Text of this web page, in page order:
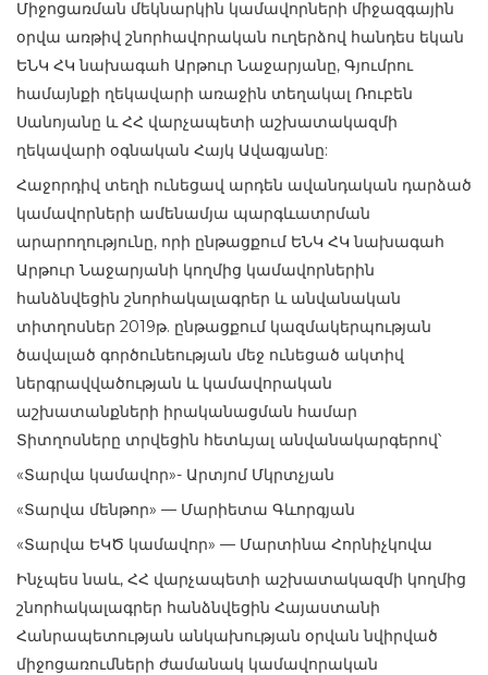
Միջոցառման մեկնարկին կամավորների միջազգային
օրվա առթիվ շնորհավորական ուղերձով հանդես եկան
ԵՆԿ ՀԿ նախագահ Արթուր Նաջարյանը, Գյումրու
համայնքի ղեկավարի առաջին տեղակալ Ռուբեն
Սանոյանը և ՀՀ վարչապետի աշխատակազմի
ղեկավարի օգնական Հայկ Ավագյանը:
Հաջորդիվ տեղի ունեցավ արդեն ավանդական դարձած
կամավորների ամենամյա պարգևատրման
արարողությունը, որի ընթացքում ԵՆԿ ՀԿ նախագահ
Արթուր Նաջարյանի կողմից կամավորներին
հանձնվեցին շնորհակալագրեր և անվանական
տիտղոսներ 2019թ. ընթացքում կազմակերպության
ծավալած գործունեության մեջ ունեցած ակտիվ
ներգրավվածության և կամավորական
աշխատանքների իրականացման համար
Տիտղոսները տրվեցին հետևյալ անվանակարգերով՝
«Տարվա կամավոր»- Արտյոմ Մկրտչյան
«Տարվա մենթոր» — Մարիետա Գևորգյան
«Տարվա ԵԿԾ կամավոր» — Մարտինա Հորնիչկովա
Ինչպես նաև, ՀՀ վարչապետի աշխատակազմի կողմից
շնորհակալագրեր հանձնվեցին Հայաստանի
Հանրապետության անկախության օրվան նվիրված
միջոցառումների ժամանակ կամավորական